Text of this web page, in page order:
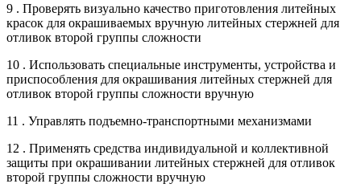
9 . Проверять визуально качество приготовления литейных
красок для окрашиваемых вручную литейных стержней для
отливок второй группы сложности
10 . Использовать специальные инструменты, устройства и
приспособления для окрашивания литейных стержней для
отливок второй группы сложности вручную
11 . Управлять подъемно-транспортными механизмами
12 . Применять средства индивидуальной и коллективной
защиты при окрашивании литейных стержней для отливок
второй группы сложности вручную